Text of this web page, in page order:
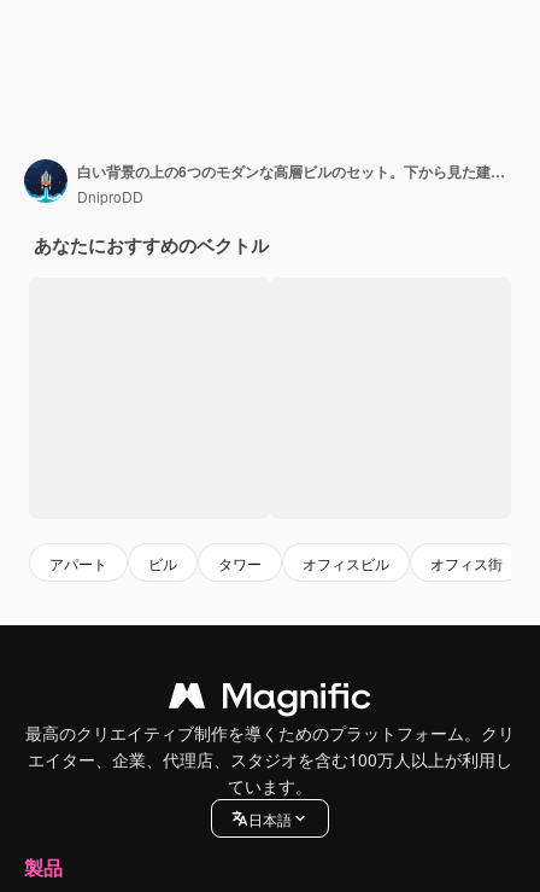
白い背景の上の6つのモダンな高層ビルのセット。下から見た建物。等角ベクトル図。
DniproDD
あなたにおすすめのベクトル
アパート ビル タワー オフィスビル オフィス街
最高のクリエイティブ制作を導くためのプラットフォーム。クリ
エイター、企業、代理店、スタジオを含む100万人以上が利用し
ています。
日本語
製品